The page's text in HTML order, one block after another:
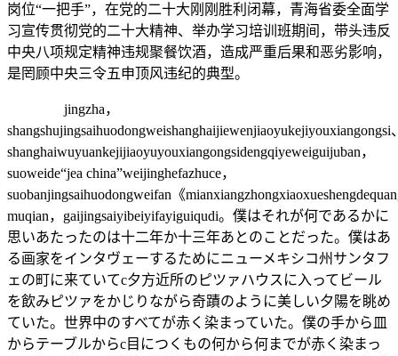
岗位“一把手”，在党的二十大刚刚胜利闭幕，青海省委全面学
习宣传贯彻党的二十大精神、举办学习培训班期间，带头违反
中央八项规定精神违规聚餐饮酒，造成严重后果和恶劣影响，
是罔顾中央三令五申顶风违纪的典型。
jingzha，
shangshujingsaihuodongweishanghaijiewenjiaoyukejiyouxiangongsi
shanghaiwuyuankejijiaoyuyouxiangongsidengqiyeweiguijuban，
suoweide“jea china”weijinghefazhuce，
suobanjingsaihuodongweifan《
muqian，gaijingsaiyibeiyifayiguiqudi。僕はそれが何であるかに
思いあたったのは十二年か十三年あとのことだった。僕はあ
る画家をインタヴェーするためにニューメキシコ州サンタフ
ェの町に来ていてc夕方近所のピツァハウスに入ってビール
を飲みピツァをかじりながら奇蹟のように美しい夕陽を眺め
ていた。世界中のすべてが赤く染まっていた。僕の手から皿
からテーブルからc目につくもの何から何までが赤く染まっ